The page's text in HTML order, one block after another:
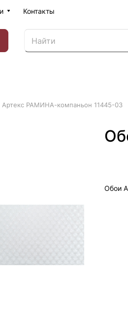
Контакты
Артекс РАМИНА-компаньон 11445-03
Обои